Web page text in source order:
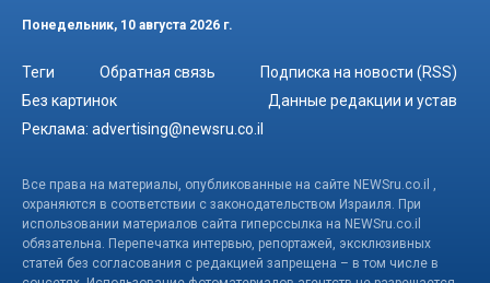
Понедельник, 10 августа 2026 г.
Теги Обратная связь
Подписка на новости (RSS)
Без картинок
Данные редакции и устав
Реклама: advertising@newsru.co.il
Все права на материалы, опубликованные на сайте NEWSru.co.il ,
охраняются в соответствии с законодательством Израиля. При
использовании материалов сайта гиперссылка на NEWSru.co.il
обязательна. Перепечатка интервью, репортажей, эксклюзивных
статей без согласования с редакцией запрещена – в том числе в